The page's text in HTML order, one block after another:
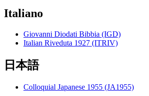
Italiano
Giovanni Diodati Bibbia (IGD)
Italian Riveduta 1927 (ITRIV)
日本語
Colloquial Japanese 1955 (JA1955)